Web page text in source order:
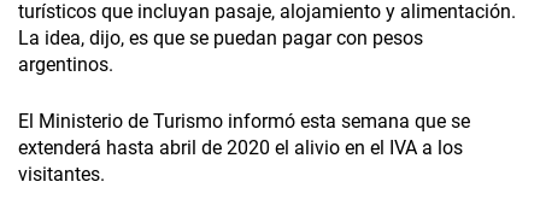
turísticos que incluyan pasaje, alojamiento y alimentación.
La idea, dijo, es que se puedan pagar con pesos
argentinos.
El Ministerio de Turismo informó esta semana que se
extenderá hasta abril de 2020 el alivio en el IVA a los
visitantes.